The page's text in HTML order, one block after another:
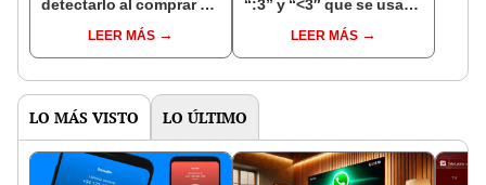
detectarlo al comprar un
LEER MÁS
“:3” y “<3″ que se usan
LEER MÁS
LO MÁS VISTO LO ÚLTIMO